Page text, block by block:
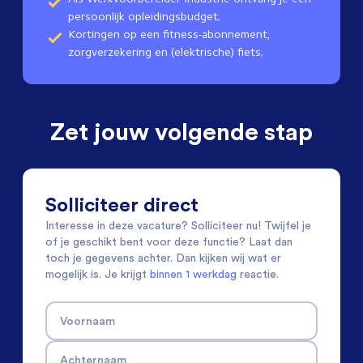
persoonlijk opleidingsbudget;
Kortingen op een fitness-abonnement,
zorgverzekering en (elektrische) fiets;
Zet jouw volgende stap
Solliciteer direct
Interesse in deze vacature? Solliciteer nu! Twijfel je
of je geschikt bent voor deze functie? Laat dan
toch je gegevens achter. Dan kijken wij wat er
mogelijk is. Je krijgt binnen 1 werkdag reactie.
Voornaam
Achternaam